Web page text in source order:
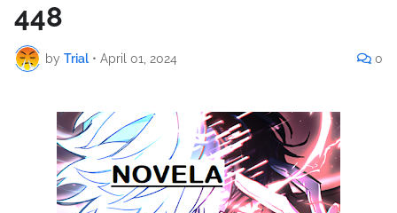
448
by Trial • April 01, 2024 0